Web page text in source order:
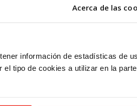
Acerca de las
información de estadísticas de
tipo de cookies a utilizar en la